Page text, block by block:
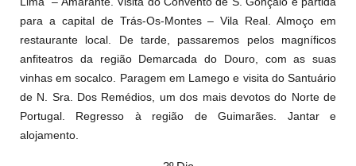
para a capital de Trás-Os-Montes – Vila Real. Almoço em
restaurante local. De tarde, passaremos pelos magníficos
anfiteatros da região Demarcada do Douro, com as suas
vinhas em socalco. Paragem em Lamego e visita do Santuário
de N. Sra. Dos Remédios, um dos mais devotos do Norte de
Portugal. Regresso à região de Guimarães. Jantar e
alojamento.